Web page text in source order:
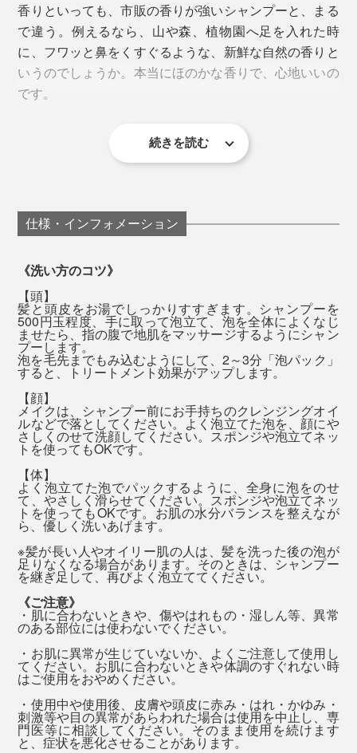
香りの成分は、すべて天然のオイル。だから、自然に触
れた時のような、心地よさ。お風呂上がりにはまず残り
ません。
この心地よい香りは、アロマセラピスト、高橋克郎氏の
監修によるもの。
高橋氏は、東京・吉祥寺で20年以上続いている老舗のア
ロマテラピースクール セリストの校長で、公益社団法
人 日本アロマ環境協会を設立した、アロマの先駆者で
す。
高橋氏によると、『MANGETSU（満月）』は、心身を
優しく満たしてくれるイメージの香り。
ほんのり甘いオレンジやゼラニウム、落ち着いたラベン
ダーやパチュリを中心に、天然のオイルをブレンドして
います。
どちらも、ナトリウム・カルシウム・鉄・リン・マグネ
シウム・カリウム・亜鉛・ケイ素・イオウといった、10
種類のミネラルがたっぷり。
入浴時に、『MANGETSU（満月）』または
『SINGETSU（新月）』をひと袋、湯船に入れてくださ
天然岩塩は溶けやすく、岩塩といっしょに、
『MANGETSU（満月）』『SINGETSU（新月）』の香
りも溶けていくので、バスソルトは、湯船に入る直前に
38～40℃のややぬるめのお湯に、15～20分ほど、ゆっ
くり浸かりましょう。浸かった後は、シャワーで流さず
に、そのまま上がってください（バスソルトの香りは、
ほとんど残りません）
発汗作用や、角質を柔らかくして汚れを落としやすくす
るといった高い温浴効果で、全身ホカホカ、肌しっと
り。
香りといっても、市販の香りが強いシャンプーと、まる
で違う。例えるなら、山や森、植物園へ足を入れた時
に、フワッと鼻をくすぐるような、新鮮な自然の香りと
いうのでしょうか。本当にほのかな香りで、心地いいの
です。
『MANGETSU（満月）』はやや甘めの香り、
全身シャンプーは、豊かな泡で、頭からつま先までを包
むように洗って、一気に流すと、髪も肌もしっとり。そ
の頃には、もう香りは落ち着いて、ほとんど感じませ
ん。
流した後は、肌が滑るような、ぬめりが残りますが、大
丈夫。タオルで拭いた後は落ち着いて、「お風呂上がり
のしっとり感」が長く続くように感じます。
バスソルトは、袋を開けると、フワッと香りが広がっ
て、いい気持ち。
湯船に入れると、香りも溶けていって、ほとんど感じな
くなりますが、ミネラル豊富なお湯のおかげでしょう、
ぬるめのお湯でも、体がよく温まります。
実は、MONOCOの原稿の〆切日は、忙しさと疲れで、
『MANGETSU（満月）』『SINGETSU（新月）』を使
うようになってからは、忙しくても、夜のうちにお風呂
へ入るようになりました！
香りを感じると、山や公園で自然に触れた時の記憶や心
地よさを思い出して、それまでの仕事から意識が“離れ
る”からでしょうか。
続きを読む
仕様・インフォメーション
《洗い方のコツ》
【頭】
髪と頭皮をお湯でしっかりすすぎます。シャンプーを
500円玉程度、手に取って泡立て、泡を全体によくなじ
ませたら、指の腹で地肌をマッサージするようにシャン
プーします。
泡を毛先までもみ込むようにして、2～3分「泡パック」
すると、トリートメント効果がアップします。
【顔】
メイクは、シャンプー前にお手持ちのクレンジングオイ
ルなどで落としてください。よく泡立てた泡を、顔にや
さしくのせて洗顔してください。スポンジや泡立てネッ
トを使ってもOKです。
【体】
よく泡立てた泡でパックするように、全身に泡をのせ
て、やさしく滑らせてください。スポンジや泡立てネッ
トを使ってもOKです。お肌の水分バランスを整えなが
ら、優しく洗いあげます。
※髪が長い人やオイリー肌の人は、髪を洗った後の泡が
足りなくなる場合があります。そのときは、シャンプー
を継ぎ足して、再びよく泡立ててください。
《ご注意》
・肌に合わないときや、傷やはれもの・湿しん等、異常
のある部位には使わないでください。
・お肌に異常が生じていないか、よくご注意して使用し
てください。お肌に合わないときや体調のすぐれない時
はご使用をおやめください。
・使用中や使用後、皮膚や頭皮に赤み・はれ・かゆみ・
刺激等や目の異常があらわれた場合は使用を中止し、専
門医等に相談してください。そのまま使用を続けます
と、症状を悪化させることがあります。